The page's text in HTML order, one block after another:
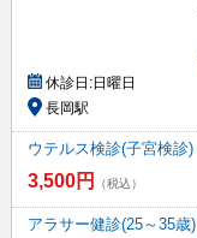
休診日:日曜日
長岡駅
ウテルス検診(子宮検診)
3,500円 （税込）
アラサー健診(25～35歳)